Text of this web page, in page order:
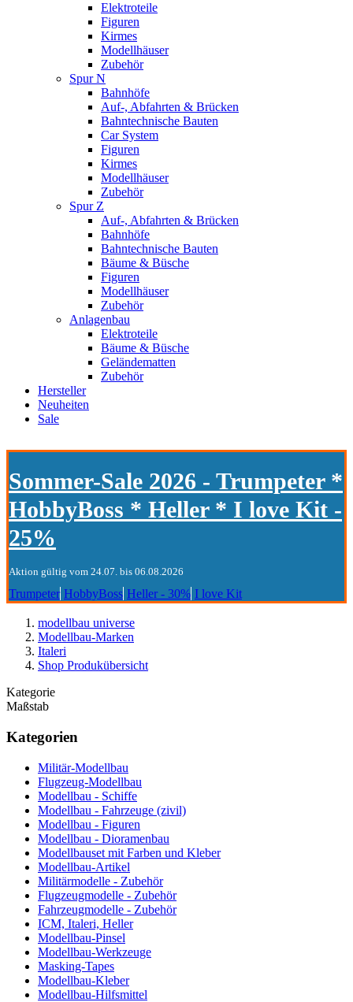
Elektroteile
Figuren
Kirmes
Modellhäuser
Zubehör
Spur N
Bahnhöfe
Auf-, Abfahrten & Brücken
Bahntechnische Bauten
Car System
Figuren
Kirmes
Modellhäuser
Zubehör
Spur Z
Auf-, Abfahrten & Brücken
Bahnhöfe
Bahntechnische Bauten
Bäume & Büsche
Figuren
Modellhäuser
Zubehör
Anlagenbau
Elektroteile
Bäume & Büsche
Geländematten
Zubehör
Hersteller
Neuheiten
Sale
Sommer-Sale 2026 - Trumpeter *
HobbyBoss * Heller * I love Kit -
25%
Aktion gültig vom 24.07. bis 06.08.2026
Trumpeter HobbyBoss Heller - 30% I love Kit
modellbau universe
Modellbau-Marken
Italeri
Shop Produkübersicht
Kategorie
Maßstab
Kategorien
Militär-Modellbau
Flugzeug-Modellbau
Modellbau - Schiffe
Modellbau - Fahrzeuge (zivil)
Modellbau - Figuren
Modellbau - Dioramenbau
Modellbauset mit Farben und Kleber
Modellbau-Artikel
Militärmodelle - Zubehör
Flugzeugmodelle - Zubehör
Fahrzeugmodelle - Zubehör
ICM, Italeri, Heller
Modellbau-Pinsel
Modellbau-Werkzeuge
Masking-Tapes
Modellbau-Kleber
Modellbau-Hilfsmittel